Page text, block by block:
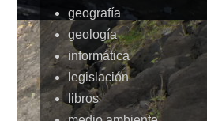
geografía
geología
informática
legislación
libros